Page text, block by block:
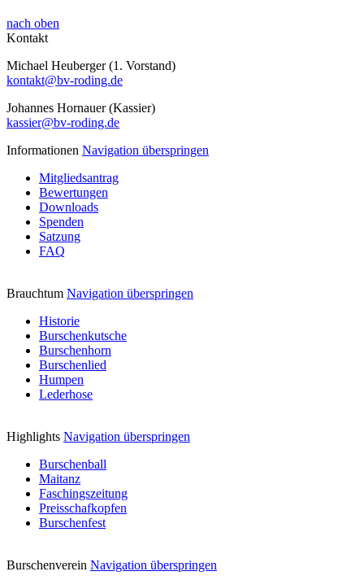
nach oben
Kontakt
Michael Heuberger (1. Vorstand)
kontakt@bv-roding.de
Johannes Hornauer (Kassier)
kassier@bv-roding.de
Informationen Navigation überspringen
Mitgliedsantrag
Bewertungen
Downloads
Spenden
Satzung
FAQ
Brauchtum Navigation überspringen
Historie
Burschenkutsche
Burschenhorn
Burschenlied
Humpen
Lederhose
Highlights Navigation überspringen
Burschenball
Maitanz
Faschingszeitung
Preisschafkopfen
Burschenfest
Burschenverein Navigation überspringen